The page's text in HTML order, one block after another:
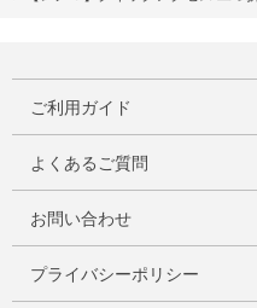
ご利用ガイド
よくあるご質問
お問い合わせ
プライバシーポリシー